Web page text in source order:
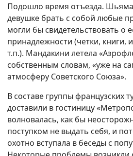
Подошло время отъезда.
девушке брать с собой любые
могли бы свидетельствовать о
принадлежности (четки, книги,
т.п.). Мандакини летела
собственным словам, «уже на
атмосферу Советского Союза».
В составе группы французских
доставили в гостиницу
волновалась, как бы
поступком не выдать себя, и
охотно вступала в беседы с